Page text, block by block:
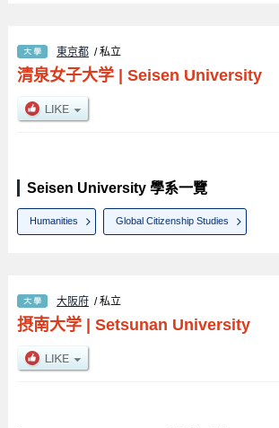
東京都 / 私立
清泉女子大学| Seisen University
Seisen University 學系一覽
Humanities Global Citizenship Studies
大阪府 / 私立
摂南大学| Setsunan University